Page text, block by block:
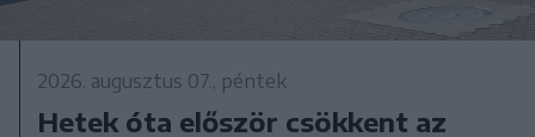
2026. augusztus 07., péntek
Hetek óta először csökkent az